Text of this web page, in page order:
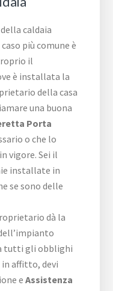
caldaia
più comune è
il
è installata la
della casa
una buona
Porta
o che lo
vigore. Sei il
installate in
se sono delle
dà la
tutti gli obblighi
in affitto, devi
eAssistenza